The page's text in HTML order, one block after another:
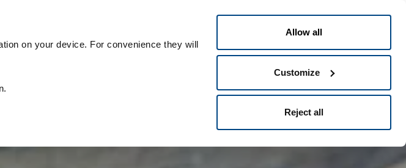
on your device. For convenience they will
Allow all
Customize
Reject all